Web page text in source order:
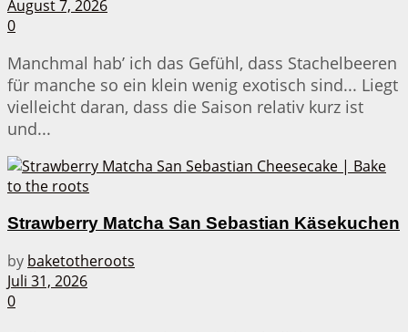
August 7, 2026
0
Manchmal hab’ ich das Gefühl, dass Stachelbeeren
für manche so ein klein wenig exotisch sind... Liegt
vielleicht daran, dass die Saison relativ kurz ist
und...
Strawberry Matcha San Sebastian Käsekuchen
by baketotheroots
Juli 31, 2026
0